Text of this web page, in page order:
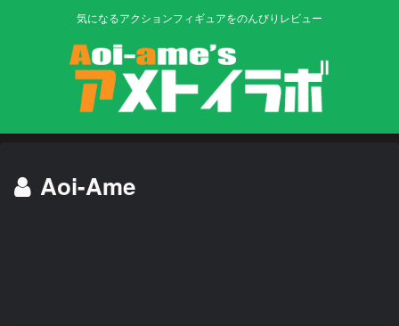
気になるアクションフィギュアをのんびりレビュー
Aoi-Ame